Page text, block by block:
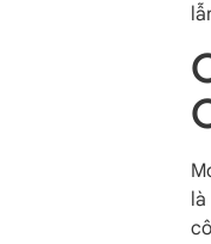
là